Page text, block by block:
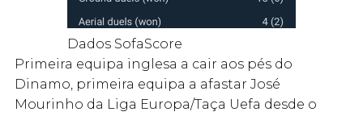
Dados SofaScore
Primeira equipa inglesa a cair aos pés do
Dinamo, primeira equipa a afastar José
Mourinho da Liga Europa/Taça Uefa desde o